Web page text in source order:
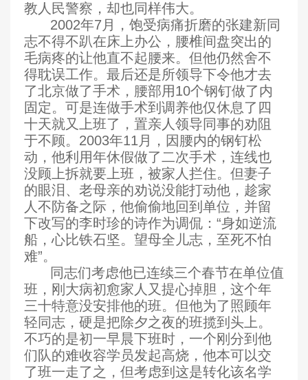
教人民警察，却也同样伟大。
2002年7月，饱受病痛折磨的张建新同
志不得不趴在床上办公，腰椎间盘突出的
毛病疼的让他直不起腰来。但他仍然舍不
得耽误工作。最后还是所领导下令他才去
了北京做了手术，腰部用10个钢钉做了内
固定。可是连做手术到调养他仅休息了四
十天就又上班了，置亲人领导同事的劝阻
于不顾。2003年11月，因腰内的钢钉松
动，他利用年休假做了二次手术，连线也
没顾上拆就要上班，被家人拦住。但妻子
的眼泪 、 老母亲的劝说没能打动他，趁家
人不防备之际，他偷偷地回到单位，并留
下改写的李时珍的诗作为调侃：“身如逆流
船，心比铁石坚。望母全儿志，至死不怕
难”。
同志们考虑他已连续三个春节在单位值
班，刚大病初愈家人又提心掉胆，这个年
三十特意没安排他的班。但他为了照顾年
轻同志，硬是把除夕之夜的班揽到头上。
不巧的是初一早晨下班时，一个刚分到他
们队的难收容学员发起高烧，他本可以交
了班一走了之，但考虑到这是转化该名学